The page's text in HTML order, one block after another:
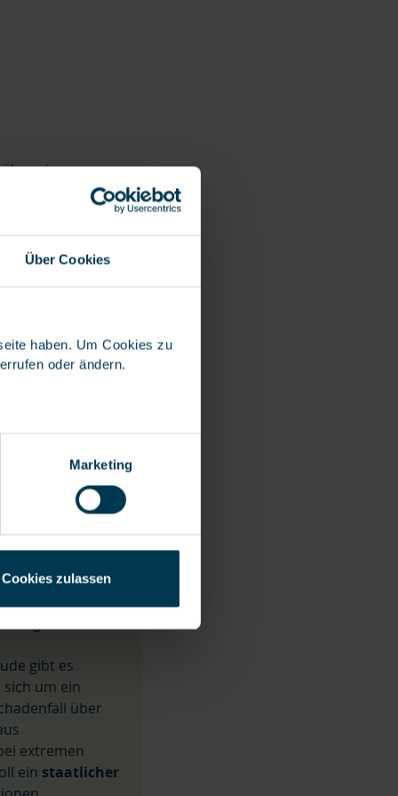
Über Cookies
haben. Um Cookies zu
oder ändern.
Marketing
Cookies zulassen
eine
Hagel oder
für
sind
der
gibt es
sich um ein
über
extremen
ein staatlicher